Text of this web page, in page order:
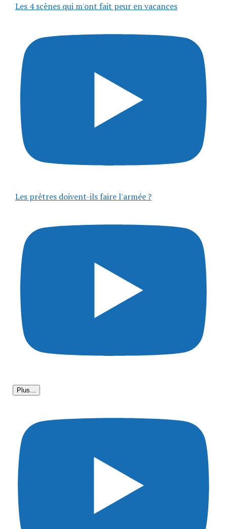
Les 4 scènes qui m'ont fait peur en vacances
Les prêtres doivent-ils faire l'armée ?
Plus...